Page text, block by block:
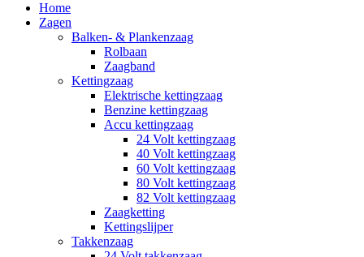
Home
Zagen
Balken- & Plankenzaag
Rolbaan
Zaagband
Kettingzaag
Elektrische kettingzaag
Benzine kettingzaag
Accu kettingzaag
24 Volt kettingzaag
40 Volt kettingzaag
60 Volt kettingzaag
80 Volt kettingzaag
82 Volt kettingzaag
Zaagketting
Kettingslijper
Takkenzaag